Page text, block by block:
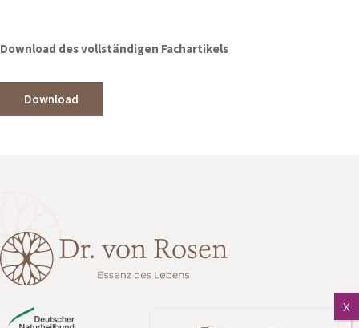
Download des vollständigen Fachartikels
Download